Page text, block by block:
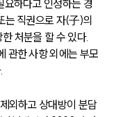
하다고 인정하는 경
직권으로 자(子)의
처분을 할 수 있다.
관한 사항 외에는 부모
외하고 상대방이 분담